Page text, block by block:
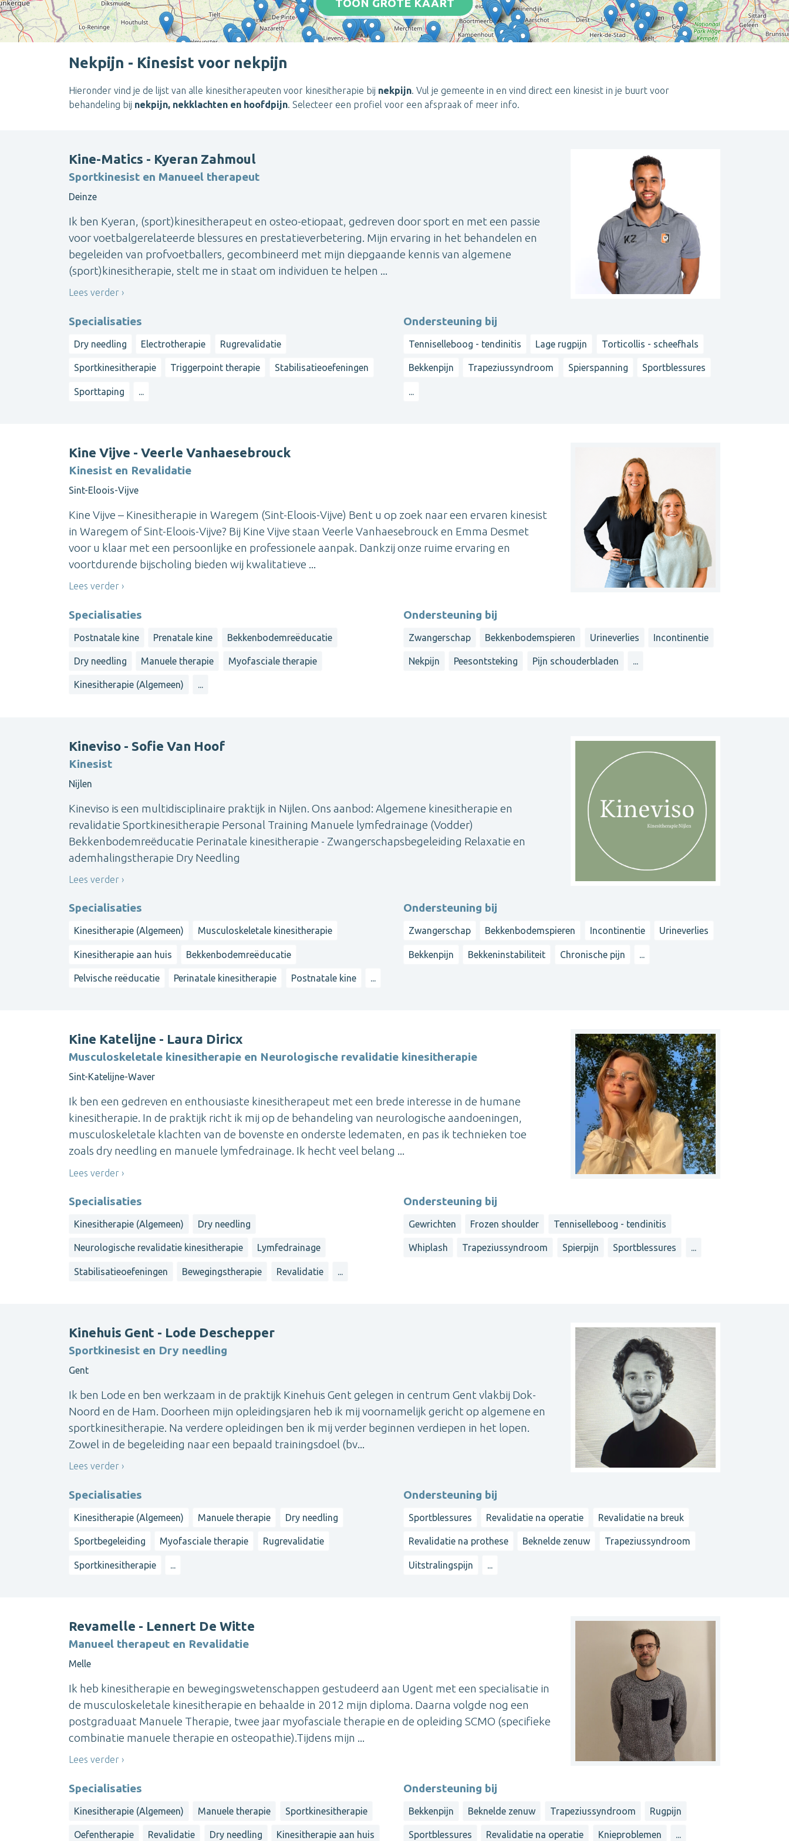
TOON GROTE KAART
Nekpijn - Kinesist voor nekpijn
Hieronder vind je de lijst van alle kinesitherapeuten voor kinesitherapie bij nekpijn. Vul je gemeente in en vind direct een kinesist in je buurt voor
behandeling bij nekpijn, nekklachten en hoofdpijn. Selecteer een profiel voor een afspraak of meer info.
Kine-Matics - Kyeran Zahmoul
Sportkinesist en Manueel therapeut
Deinze
Ik ben Kyeran, (sport)kinesitherapeut en osteo-etiopaat, gedreven door sport en met een passie
voor voetbalgerelateerde blessures en prestatieverbetering. Mijn ervaring in het behandelen en
begeleiden van profvoetballers, gecombineerd met mijn diepgaande kennis van algemene
(sport)kinesitherapie, stelt me in staat om individuen te helpen ...
Lees verder
Specialisaties
Dry needling Electrotherapie Rugrevalidatie
Sportkinesitherapie Triggerpoint therapie Stabilisatieoefeningen
Sporttaping
Ondersteuning bij
Tenniselleboog - tendinitis Lage rugpijn Torticollis - scheefhals
Bekkenpijn Trapeziussyndroom Spierspanning Sportblessures
Kine Vijve - Veerle Vanhaesebrouck
Kinesist en Revalidatie
Sint-Eloois-Vijve
Kine Vijve – Kinesitherapie in Waregem (Sint-Eloois-Vijve) Bent u op zoek naar een ervaren kinesist
in Waregem of Sint-Eloois-Vijve? Bij Kine Vijve staan Veerle Vanhaesebrouck en Emma Desmet
voor u klaar met een persoonlijke en professionele aanpak. Dankzij onze ruime ervaring en
voortdurende bijscholing bieden wij kwalitatieve ...
Lees verder
Specialisaties
Postnatale kine Prenatale kine Bekkenbodemreëducatie
Dry needling Manuele therapie Myofasciale therapie
Kinesitherapie (Algemeen) ...
Ondersteuning bij
Zwangerschap Bekkenbodemspieren Urineverlies Incontinentie
Nekpijn Peesontsteking Pijn schouderbladen ...
Kineviso - Sofie Van Hoof
Kinesist
Nijlen
Kineviso is een multidisciplinaire praktijk in Nijlen. Ons aanbod: Algemene kinesitherapie en
revalidatie Sportkinesitherapie Personal Training Manuele lymfedrainage (Vodder)
Bekkenbodemreëducatie Perinatale kinesitherapie - Zwangerschapsbegeleiding Relaxatie en
ademhalingstherapie Dry Needling
Lees verder
Specialisaties
Kinesitherapie (Algemeen) Musculoskeletale kinesitherapie
Kinesitherapie aan huis Bekkenbodemreëducatie
Pelvische reëducatie Perinatale kinesitherapie Postnatale kine ...
Ondersteuning bij
Zwangerschap Bekkenbodemspieren Incontinentie Urineverlies
Bekkenpijn Bekkeninstabiliteit Chronische pijn ...
Kine Katelijne - Laura Diricx
Musculoskeletale kinesitherapie en Neurologische revalidatie kinesitherapie
Sint-Katelijne-Waver
Ik ben een gedreven en enthousiaste kinesitherapeut met een brede interesse in de humane
kinesitherapie. In de praktijk richt ik mij op de behandeling van neurologische aandoeningen,
musculoskeletale klachten van de bovenste en onderste ledematen, en pas ik technieken toe
zoals dry needling en manuele lymfedrainage. Ik hecht veel belang ...
Lees verder
Specialisaties
Kinesitherapie (Algemeen) Dry needling
Neurologische revalidatie kinesitherapie Lymfedrainage
Stabilisatieoefeningen Bewegingstherapie Revalidatie ...
Ondersteuning bij
Gewrichten Frozen shoulder Tenniselleboog - tendinitis
Whiplash Trapeziussyndroom Spierpijn Sportblessures ...
Kinehuis Gent - Lode Deschepper
Sportkinesist en Dry needling
Gent
Ik ben Lode en ben werkzaam in de praktijk Kinehuis Gent gelegen in centrum Gent vlakbij Dok-
Noord en de Ham. Doorheen mijn opleidingsjaren heb ik mij voornamelijk gericht op algemene en
sportkinesitherapie. Na verdere opleidingen ben ik mij verder beginnen verdiepen in het lopen.
Zowel in de begeleiding naar een bepaald trainingsdoel (bv...
Lees verder
Specialisaties
Kinesitherapie (Algemeen) Manuele therapie Dry needling
Sportbegeleiding Myofasciale therapie Rugrevalidatie
Sportkinesitherapie
Ondersteuning bij
Sportblessures Revalidatie na operatie Revalidatie na breuk
Revalidatie na prothese Beknelde zenuw Trapeziussyndroom
Uitstralingspijn
Revamelle - Lennert De Witte
Manueel therapeut en Revalidatie
Melle
Ik heb kinesitherapie en bewegingswetenschappen gestudeerd aan Ugent met een specialisatie in
de musculoskeletale kinesitherapie en behaalde in 2012 mijn diploma. Daarna volgde nog een
postgraduaat Manuele Therapie, twee jaar myofasciale therapie en de opleiding SCMO (specifieke
combinatie manuele therapie en osteopathie).Tijdens mijn ...
Lees verder
Specialisaties
Kinesitherapie (Algemeen) Manuele therapie Sportkinesitherapie
Oefentherapie Revalidatie Dry needling Kinesitherapie aan huis
Ondersteuning bij
Bekkenpijn Beknelde zenuw Trapeziussyndroom Rugpijn
Sportblessures Revalidatie na operatie Knieproblemen ...